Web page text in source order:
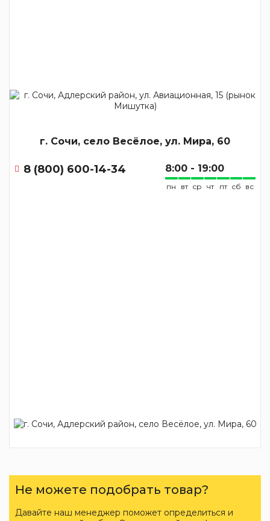
г. Сочи, село Весёлое, ул. Мира, 60
8 (800) 600-14-34 8:00 - 19:00
пн вт ср чт пт сб вс
Не можете подобрать товар?
Давайте наш менеджер поможет определиться и